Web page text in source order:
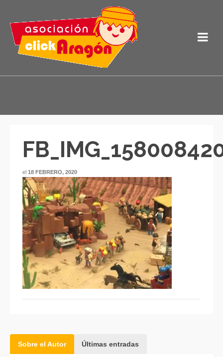
el 18 FEBRERO, 2020
Sobre el Autor Últimas entradas